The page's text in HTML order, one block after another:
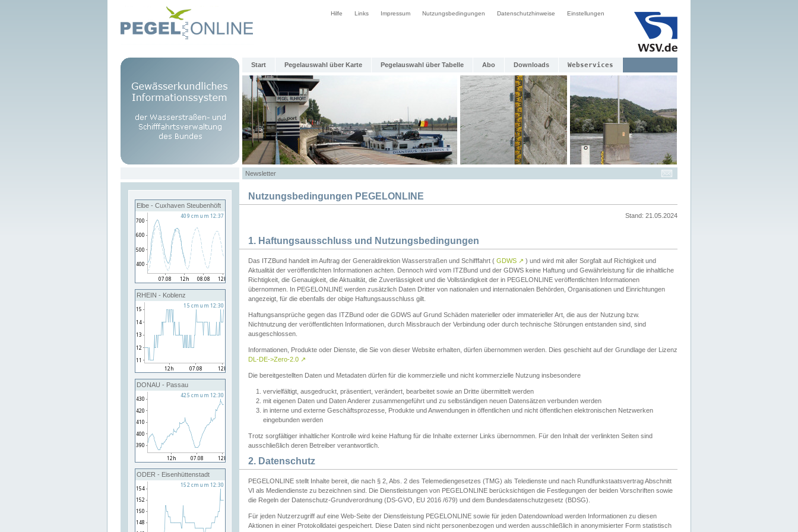
Hilfe Links Impressum Nutzungsbedingungen Datenschutzhinweise Einstellungen
Start Pegelauswahl über Karte Pegelauswahl über Tabelle Abo Downloads Webservices
Newsletter
Elbe - Cuxhaven Steubenhöft
RHEIN - Koblenz
DONAU - Passau
ODER - Eisenhüttenstadt
Nutzungsbedingungen PEGELONLINE
Stand: 21.05.2024
1. Haftungsausschluss und Nutzungsbedingungen
Das ITZBund handelt im Auftrag der Generaldirektion Wasserstraßen und Schifffahrt ( GDWS ↗ ) und wird mit aller Sorgfalt auf Richtigkeit und
Aktualität der veröffentlichten Informationen achten. Dennoch wird vom ITZBund und der GDWS keine Haftung und Gewährleistung für die inhaltliche
Richtigkeit, die Genauigkeit, die Aktualität, die Zuverlässigkeit und die Vollständigkeit der in PEGELONLINE veröffentlichten Informationen
übernommen. In PEGELONLINE werden zusätzlich Daten Dritter von nationalen und internationalen Behörden, Organisationen und Einrichtungen
angezeigt, für die ebenfalls der obige Haftungsausschluss gilt.
Haftungsansprüche gegen das ITZBund oder die GDWS auf Grund Schäden materieller oder immaterieller Art, die aus der Nutzung bzw.
Nichtnutzung der veröffentlichten Informationen, durch Missbrauch der Verbindung oder durch technische Störungen entstanden sind, sind
ausgeschlossen.
Informationen, Produkte oder Dienste, die Sie von dieser Website erhalten, dürfen übernommen werden. Dies geschieht auf der Grundlage der Lizenz
DL-DE->Zero-2.0 ↗
Die bereitgestellten Daten und Metadaten dürfen für die kommerzielle und nicht kommerzielle Nutzung insbesondere
vervielfältigt, ausgedruckt, präsentiert, verändert, bearbeitet sowie an Dritte übermittelt werden
mit eigenen Daten und Daten Anderer zusammengeführt und zu selbständigen neuen Datensätzen verbunden werden
in interne und externe Geschäftsprozesse, Produkte und Anwendungen in öffentlichen und nicht öffentlichen elektronischen Netzwerken
eingebunden werden
Trotz sorgfältiger inhaltlicher Kontrolle wird keine Haftung für die Inhalte externer Links übernommen. Für den Inhalt der verlinkten Seiten sind
ausschließlich deren Betreiber verantwortlich.
2. Datenschutz
PEGELONLINE stellt Inhalte bereit, die nach § 2, Abs. 2 des Telemediengesetzes (TMG) als Teledienste und nach Rundfunkstaatsvertrag Abschnitt
VI als Mediendienste zu bezeichnen sind. Die Dienstleistungen von PEGELONLINE berücksichtigen die Festlegungen der beiden Vorschriften sowie
die Regeln der Datenschutz-Grundverordnung (DS-GVO, EU 2016 /679) und dem Bundesdatenschutzgesetz (BDSG).
Für jeden Nutzerzugriff auf eine Web-Seite der Dienstleistung PEGELONLINE sowie für jeden Datendownload werden Informationen zu diesen
Aktionen in einer Protokolldatei gespeichert. Diese Daten sind nicht personenbezogen und werden ausschließlich in anonymisierter Form statistisch